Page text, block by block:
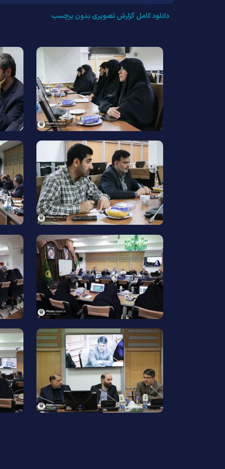
دانلود کامل گزارش تصویری بدون برچسب